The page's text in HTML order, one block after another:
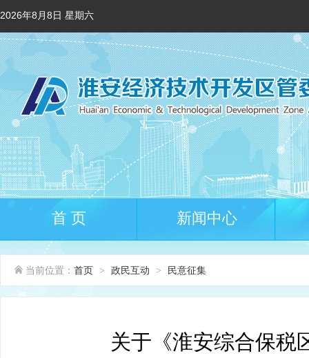
2026年8月8日 星期六
首 页 新闻中心
当前位置： 首页 > 政民互动 > 民意征集
关于《淮安综合保税